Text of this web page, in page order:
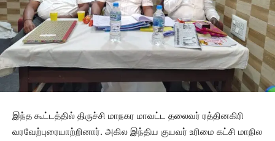
இந்த கூட்டத்தில் திருச்சி மாநகர மாவட்ட தலைவர் ரத்தினகிரி
வரவேற்புரையாற்றினார். அகில இந்திய குயவர் உரிமை கட்சி மாநில